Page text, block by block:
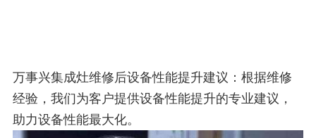
万事兴集成灶维修后设备性能提升建议：根据维修
经验，我们为客户提供设备性能提升的专业建议，
助力设备性能最大化。